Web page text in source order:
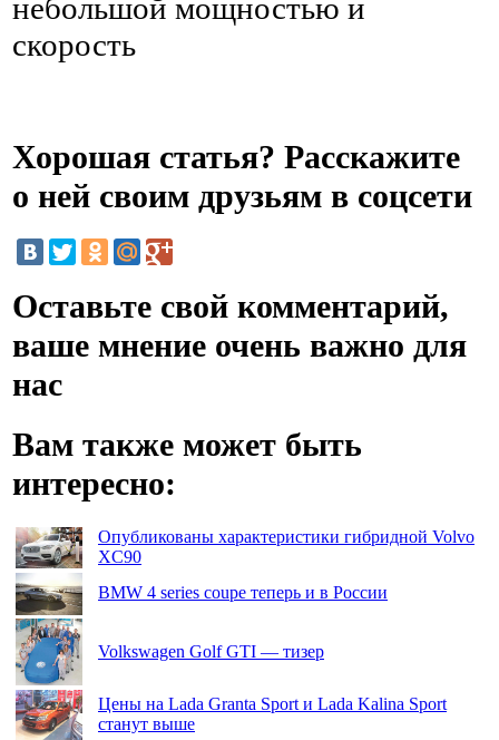
небольшой мощностью и
скорость
Хорошая статья? Расскажите
о ней своим друзьям в соцсети
Оставьте свой комментарий,
ваше мнение очень важно для
нас
Вам также может быть
интересно:
Опубликованы характеристики гибридной Volvo
XC90
BMW 4 series coupe теперь и в России
Volkswagen Golf GTI — тизер
Цены на Lada Granta Sport и Lada Kalina Sport
станут выше